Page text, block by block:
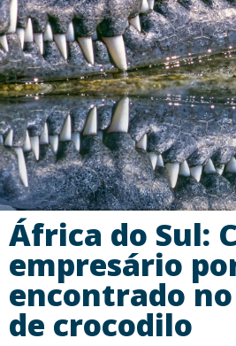
África do Sul:
empresário
encontrado
de crocodilo